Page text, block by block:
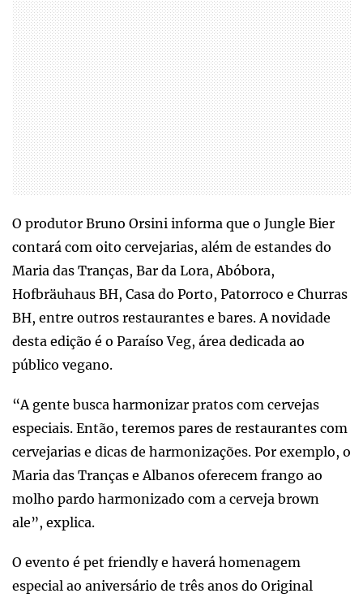
O produtor Bruno Orsini informa que o Jungle Bier
contará com oito cervejarias, além de estandes do
Maria das Tranças, Bar da Lora, Abóbora,
Hofbräuhaus BH, Casa do Porto, Patorroco e Churras
BH, entre outros restaurantes e bares. A novidade
desta edição é o Paraíso Veg, área dedicada ao
público vegano.
“A gente busca harmonizar pratos com cervejas
especiais. Então, teremos pares de restaurantes com
cervejarias e dicas de harmonizações. Por exemplo, o
Maria das Tranças e Albanos oferecem frango ao
molho pardo harmonizado com a cerveja brown
ale”, explica.
O evento é pet friendly e haverá homenagem
especial ao aniversário de três anos do Original